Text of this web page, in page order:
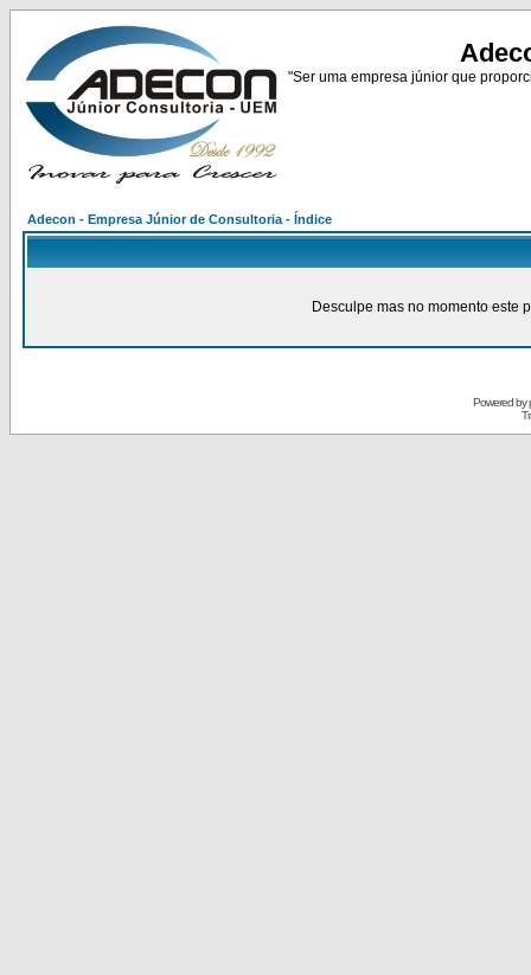
"Ser uma empresa júnior que
Adecon - Empresa Júnior de Consultoria - Índice
Desculpe mas no momento este
Powered by